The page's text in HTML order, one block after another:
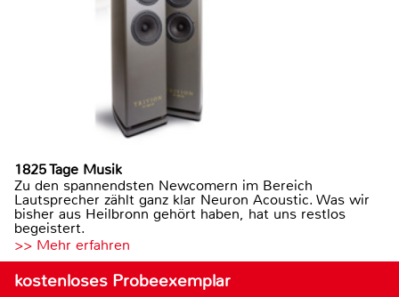
1825 Tage Musik
Zu den spannendsten Newcomern im Bereich
Lautsprecher zählt ganz klar Neuron Acoustic. Was wir
bisher aus Heilbronn gehört haben, hat uns restlos
begeistert.
>> Mehr erfahren
kostenloses Probeexemplar